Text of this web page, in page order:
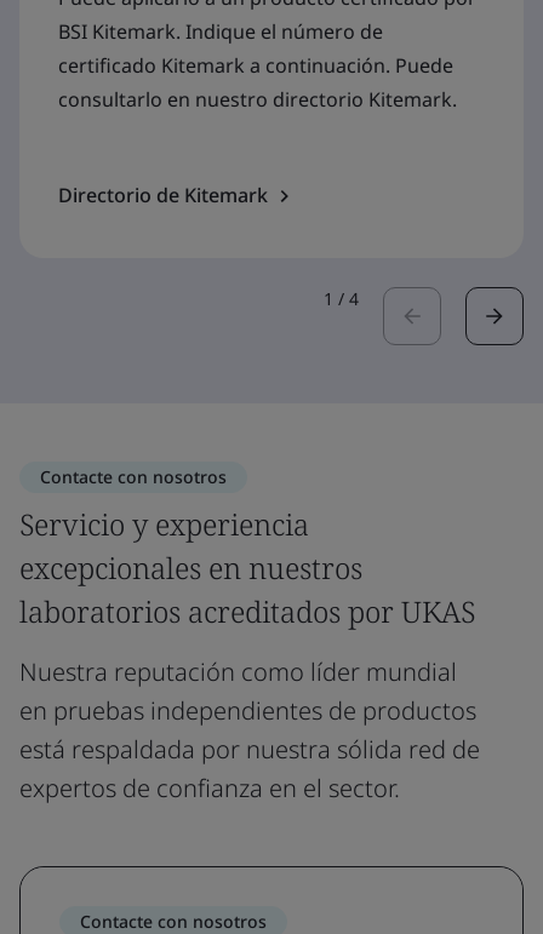
BSI Kitemark. Indique el número de
certificado Kitemark a continuación. Puede
consultarlo en nuestro directorio Kitemark.
Directorio de Kitemark
1 / 4
Contacte con nosotros
Servicio y experiencia
excepcionales en nuestros
laboratorios acreditados por UKAS
Nuestra reputación como líder mundial
en pruebas independientes de productos
está respaldada por nuestra sólida red de
expertos de confianza en el sector.
Contacte con nosotros